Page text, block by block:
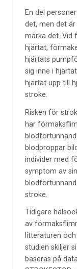
En del
det, men det
märka det. Vid
hjärtat,
hjärtats
sig inne i
hjärtat upp till
stroke.
Risken för
har
blodproppar
individer med
symptom av
stroke.
Tidigare
av
litteraturen
studien skiljer
baseras på